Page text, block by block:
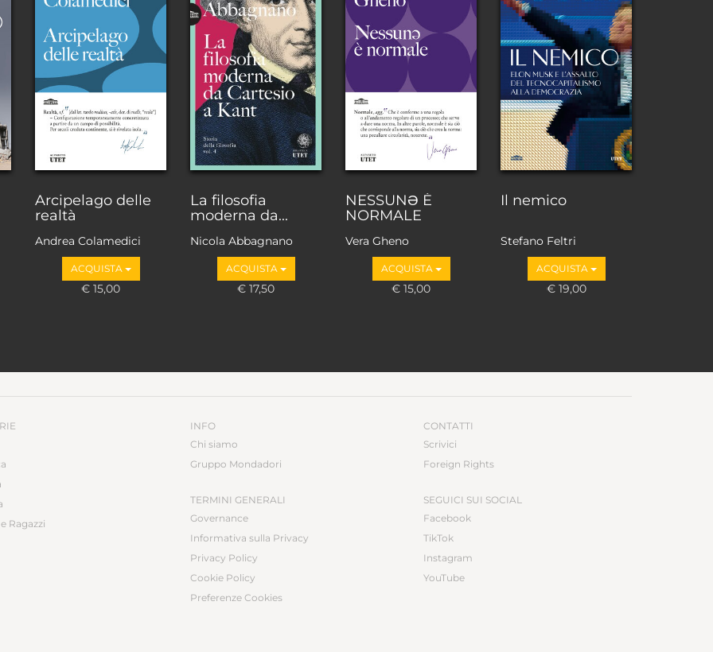
Arcipelago delle
realtà
Andrea Colamedici
ACQUISTA
€ 15,00
La filosofia
moderna da...
Nicola Abbagnano
ACQUISTA
€ 17,50
NESSUNƏ È
NORMALE
Vera Gheno
ACQUISTA
€ 15,00
Il nemico
Stefano Feltri
ACQUISTA
€ 19,00
Ragazzi
INFO
Chi siamo
Gruppo Mondadori
TERMINI GENERALI
Governance
Informativa sulla Privacy
Privacy Policy
Cookie Policy
Preferenze Cookies
CONTATTI
Scrivici
Foreign Rights
SEGUICI SUI SOCIAL
Facebook
TikTok
Instagram
YouTube